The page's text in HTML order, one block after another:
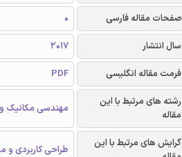
صفحات مقاله فارسی
0
سال انتشار
2017
فرمت مقاله انگلیسی
PDF
رشته های مرتبط با این
مقاله
مهندسی مکانیک
گرایش های مرتبط با این
طراحی کاربردی و